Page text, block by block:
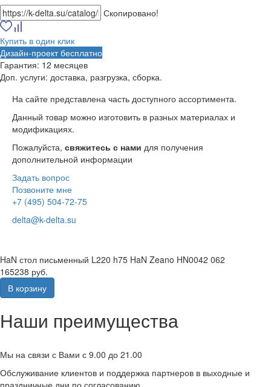
Скопировано!
Купить в один клик
Дизайн-проект бесплатно
Гарантия: 12 месяцев
Доп. услуги: доставка, разгрузка, сборка.
На сайте представлена часть доступного ассортимента.
Данный товар можно изготовить в разных материалах и
модификациях.
Пожалуйста, свяжитесь с нами для получения
дополнительной информации
Задать вопрос
Позвоните мне
+7 (495) 504-72-75
delta@k-delta.su
HaN стол письменный L220 h75 HaN Zeano HN0042 062
165238 руб.
В корзину
Наши преимущества
Мы на связи с Вами с 9.00 до 21.00
Обслуживание клиентов и поддержка партнеров в выходные и